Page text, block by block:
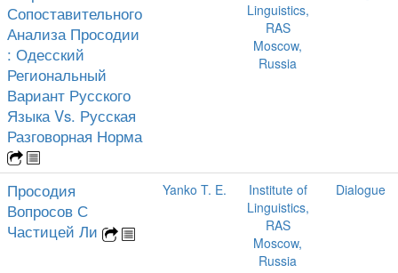
Сопоставительного
Анализа Просодии
: Одесский
Региональный
Вариант Русского
Языка Vs. Русская
Разговорная Норма
Linguistics,
RAS
Moscow,
Russia
Просодия
Вопросов С
Частицей Ли
Yanko T. E.
Institute of
Linguistics,
RAS
Moscow,
Russia
Dialogue